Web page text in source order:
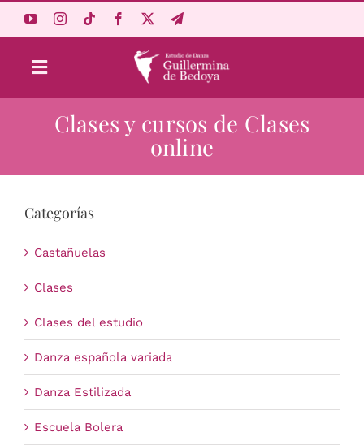
Toggle
Navigation
Aprende Online
Estudio
Carrito
Clases y cursos de Clases
online
Categorías
Castañuelas
Clases
Clases del estudio
Danza española variada
Danza Estilizada
Escuela Bolera